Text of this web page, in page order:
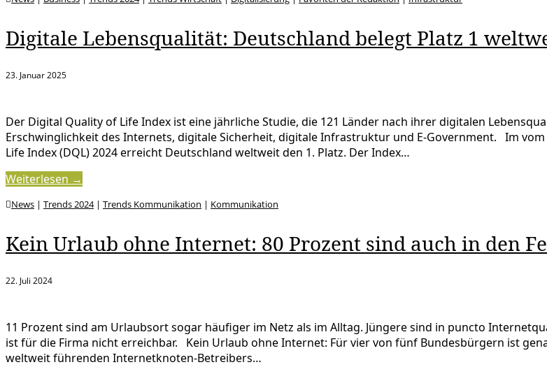
Digitale Lebensqualität: Deutschland belegt Platz 1
23. Januar 2025
Der Digital Quality of Life Index ist eine jährliche Studie, die 121 Länder nach ihrer digitalen
Erschwinglichkeit des Internets, digitale Sicherheit, digitale Infrastruktur und E-Government. Im
Life Index (DQL) 2024 erreicht Deutschland weltweit den 1. Platz. Der Index…
Weiterlesen →
News | Trends 2024| Trends Kommunikation | Kommunikation
Kein Urlaub ohne Internet: 80 Prozent sind auch in den
22. Juli 2024
11 Prozent sind am Urlaubsort sogar häufiger im Netz als im Alltag. Jüngere sind in puncto
ist für die Firma nicht erreichbar. Kein Urlaub ohne Internet: Für vier von fünf Bundesbürgern ist
weltweit führenden Internetknoten-Betreibers…